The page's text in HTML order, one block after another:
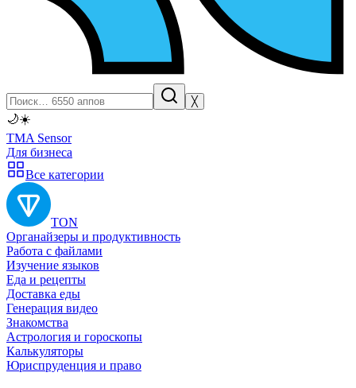
╳
🌙☀️
TMA Sensor
Для бизнеса
Все категории
TON
Органайзеры и продуктивность
Работа с файлами
Изучение языков
Еда и рецепты
Доставка еды
Генерация видео
Знакомства
Астрология и гороскопы
Калькуляторы
Юриспруденция и право